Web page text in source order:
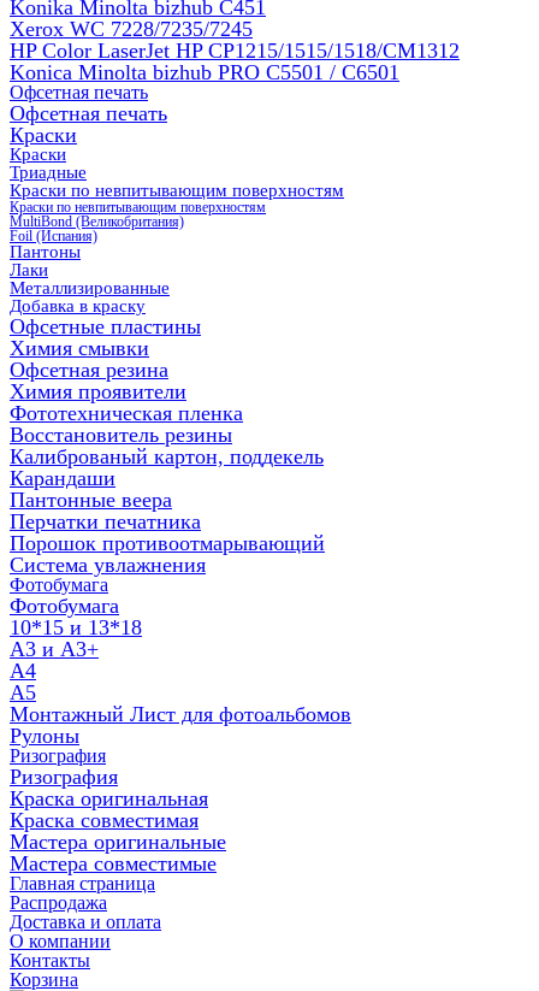
Konika Minolta bizhub C451
Xerox WC 7228/7235/7245
HP Color LaserJet HP CP1215/1515/1518/CM1312
Konica Minolta bizhub PRO С5501 / С6501
Офсетная печать
Офсетная печать
Краски
Краски
Триадные
Краски по невпитывающим поверхностям
Краски по невпитывающим поверхностям
MultiBond (Великобритания)
Foil (Испания)
Пантоны
Лаки
Металлизированные
Добавка в краску
Офсетные пластины
Химия смывки
Офсетная резина
Химия проявители
Фототехническая пленка
Восстановитель резины
Калиброваный картон, поддекель
Карандаши
Пантонные веера
Перчатки печатника
Порошок противоотмарывающий
Система увлажнения
Фотобумага
Фотобумага
10*15 и 13*18
A3 и А3+
А4
А5
Монтажный Лист для фотоальбомов
Рулоны
Ризография
Ризография
Краска оригинальная
Краска совместимая
Мастера оригинальные
Мастера совместимые
Главная страница
Распродажа
Доставка и оплата
О компании
Контакты
Корзина